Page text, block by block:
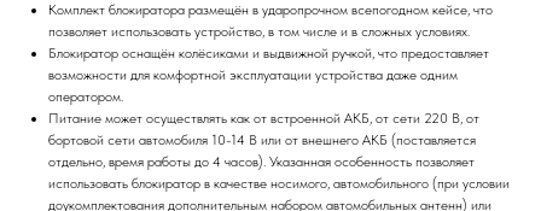
Комплект блокиратора размещён в ударопрочном всепогодном кейсе, что
позволяет использовать устройство, в том числе и в сложных условиях.
Блокиратор оснащён колёсиками и выдвижной ручкой, что предоставляет
возможности для комфортной эксплуатации устройства даже одним
оператором.
Питание может осуществлять как от встроенной АКБ, от сети 220 В, от
бортовой сети автомобиля 10-14 В или от внешнего АКБ (поставляется
отдельно, время работы до 4 часов). Указанная особенность позволяет
использовать блокиратор в качестве носимого, автомобильного (при условии
доукомплектования дополнительным набором автомобильных антенн) или